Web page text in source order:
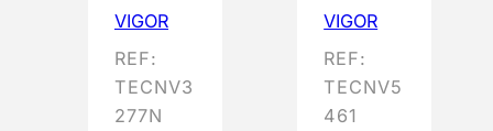
VIGOR
REF:
TECNV3
277N
VIGOR
REF:
TECNV5
461